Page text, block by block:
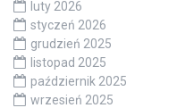
luty 2026
styczeń 2026
grudzień 2025
listopad 2025
październik 2025
wrzesień 2025